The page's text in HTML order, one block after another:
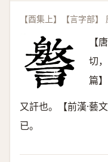
【酉集上】【言字部
【
切，
篇
又訐也。【前漢·藝
已。